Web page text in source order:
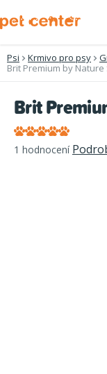
na
Psi Krmivo pro psy
Brit Premium by Nature
Brit
Průměrné
hodnocení
1 hodnocení